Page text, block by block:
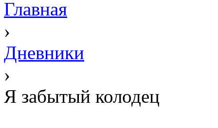
Главная
›
Дневники
›
Я забытый колодец